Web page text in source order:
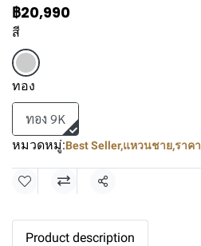
฿20,990
สี
ทอง
ทอง 9K
หมวดหมู่:Best Seller,แหวนชาย,ราค
แชร์
Product description